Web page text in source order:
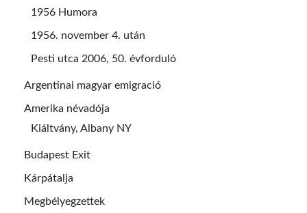
1956 Humora
1956. november 4. után
Pesti utca 2006, 50. évforduló
Argentinai magyar emigració
Amerika névadója
Kiáltvány, Albany NY
Budapest Exit
Kárpátalja
Megbélyegzettek